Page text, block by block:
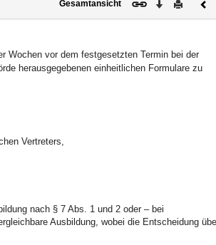
Gesamtansicht Download
Drucken
Wochen vor dem festgesetzten Termin bei der
herausgegebenen einheitlichen Formulare zu
Vertreters,
nach § 7 Abs. 1 und 2 oder – bei
Ausbildung, wobei die Entscheidung